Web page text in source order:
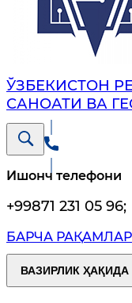
ЎЗБЕКИСТОН
САНОАТИ ВА
Ишонч телефони
+99871 231 05 96;
БАРЧА РАҚАМЛАР
ВАЗИРЛИК ҲАҚИДА